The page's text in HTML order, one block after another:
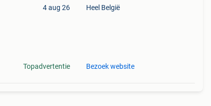
4 aug 26
Topadvertentie
Heel België
Bezoek website